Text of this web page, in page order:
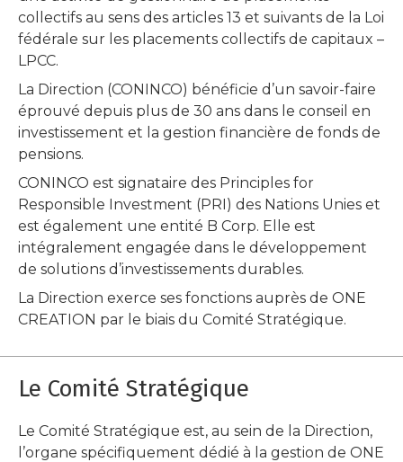
collectifs au sens des articles 13 et suivants de la Loi
fédérale sur les placements collectifs de capitaux –
LPCC.
La Direction (CONINCO) bénéficie d’un savoir-faire
éprouvé depuis plus de 30 ans dans le conseil en
investissement et la gestion financière de fonds de
pensions.
CONINCO est signataire des Principles for
Responsible Investment (PRI) des Nations Unies et
est également une entité B Corp. Elle est
intégralement engagée dans le développement
de solutions d’investissements durables.
La Direction exerce ses fonctions auprès de ONE
CREATION par le biais du Comité Stratégique.
Le Comité Stratégique
Le Comité Stratégique est, au sein de la Direction,
l’organe spécifiquement dédié à la gestion de ONE